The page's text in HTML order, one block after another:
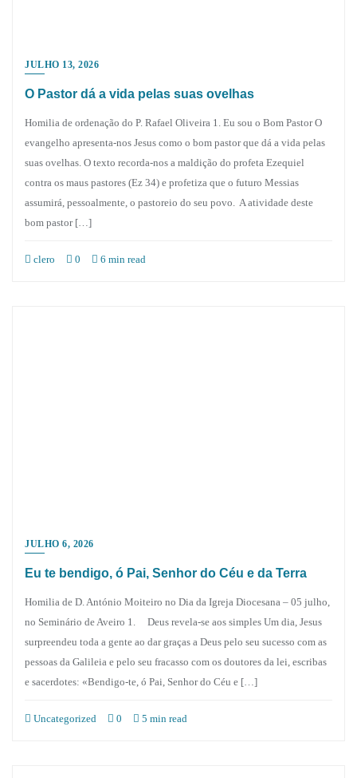
JULHO 13, 2026
O Pastor dá a vida pelas suas ovelhas
Homilia de ordenação do P. Rafael Oliveira 1. Eu sou o Bom Pastor O
evangelho apresenta-nos Jesus como o bom pastor que dá a vida pelas
suas ovelhas. O texto recorda-nos a maldição do profeta Ezequiel
contra os maus pastores (Ez 34) e profetiza que o futuro Messias
assumirá, pessoalmente, o pastoreio do seu povo. A atividade deste
bom pastor […]
clero 0 6 min read
JULHO 6, 2026
Eu te bendigo, ó Pai, Senhor do Céu e da Terra
Homilia de D. António Moiteiro no Dia da Igreja Diocesana – 05 julho,
no Seminário de Aveiro 1. Deus revela-se aos simples Um dia, Jesus
surpreendeu toda a gente ao dar graças a Deus pelo seu sucesso com as
pessoas da Galileia e pelo seu fracasso com os doutores da lei, escribas
e sacerdotes: «Bendigo-te, ó Pai, Senhor do Céu e […]
Uncategorized 0 5 min read